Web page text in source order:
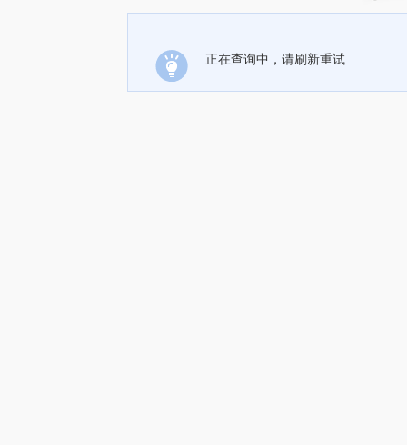
正在查询中，请刷新重试